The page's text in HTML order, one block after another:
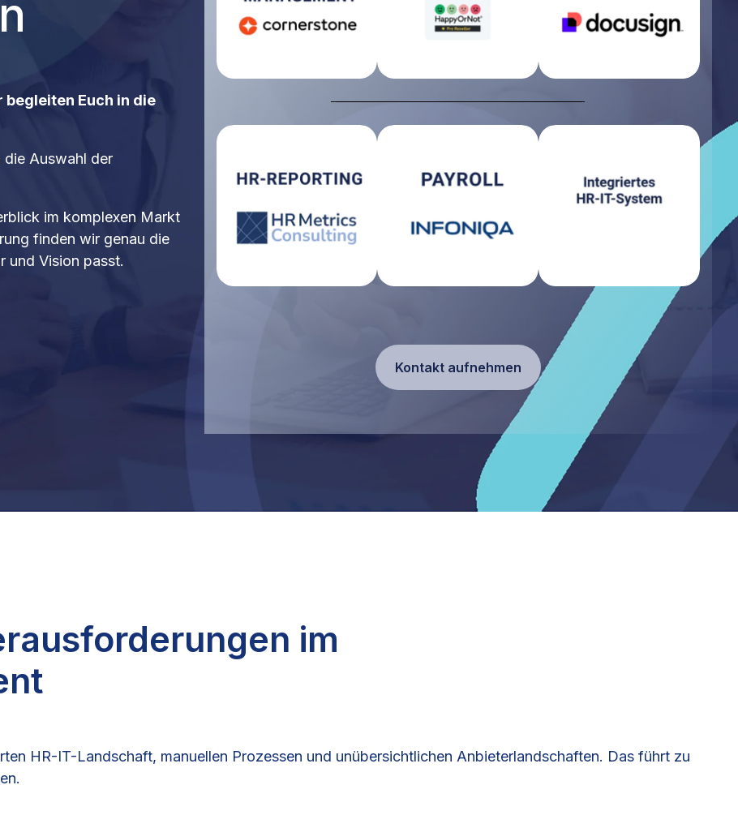
Euch in die
die Auswahl der
im komplexen Markt
finden wir genau die
und Vision passt.
Kontakt aufnehmen
im
HR-IT-Landschaft, manuellen Prozessen und unübersichtlichen Anbieterlandschaften. Das führt zu